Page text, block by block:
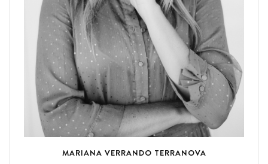
MARIANA VERRANDO TERRANOVA